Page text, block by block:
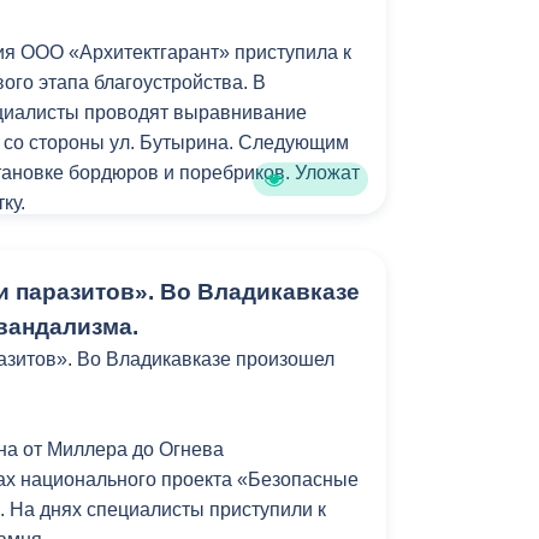
Градостроительная деятельность
Формирование комфортной
городской среды
Гражданская оборона в
чрезвычайных ситуациях
Информация финансового
ООО «Архитектгарант» приступила к
этапа благоустройства. В
проводят выравнивание
со стороны ул. Бутырина. Следующим
бордюров и поребриков. Уложат
ней дорожки. Как отмечает директор
Алексей Романиди, в ходе
дорожек меняться не будет.
новое освещение, установим новые
насаждения трогать не будем!», -
паразитов». Во Владикавказе
Во Владикавказе произошел
от Миллера до Огнева
национального проекта «Безопасные
На днях специалисты приступили к